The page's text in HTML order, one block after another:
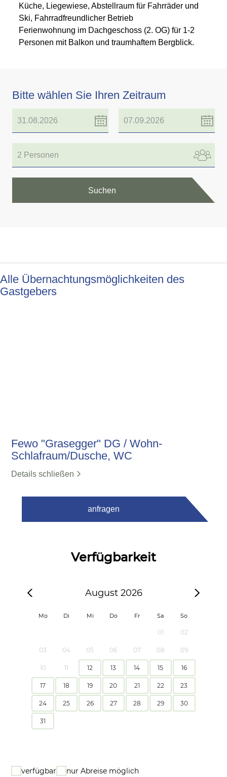
Küche, Liegewiese, Abstellraum für Fahrräder und
Ski, Fahrradfreundlicher Betrieb
Ferienwohnung im Dachgeschoss (2. OG) für 1-2
Personen mit Balkon und traumhaftem Bergblick.
Bitte wählen Sie Ihren Zeitraum
2 Personen
Suchen
Alle Übernachtungsmöglichkeiten des
Gastgebers
Fewo "Grasegger" DG / Wohn-
Schlafraum/Dusche, WC
Details schließen
anfragen
Verfügbarkeit
August 2026
Mo Di Mi Do Fr Sa So
01 02
03 04 05 06 07 08 09
10 11 12 13 14 15 16
17 18 19 20 21 22 23
24 25 26 27 28 29 30
31
verfügbar nur Abreise möglich